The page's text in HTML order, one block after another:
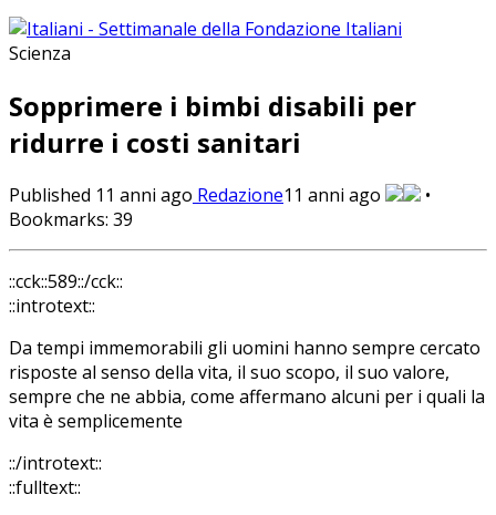
Scienza
Sopprimere i bimbi disabili per
ridurre i costi sanitari
Published 11 anni ago Redazione11 anni ago
•
Bookmarks: 39
::cck::589::/cck::
::introtext::
Da tempi immemorabili gli uomini hanno sempre cercato
risposte al senso della vita, il suo scopo, il suo valore,
sempre che ne abbia, come affermano alcuni per i quali la
vita è semplicemente
::/introtext::
::fulltext::